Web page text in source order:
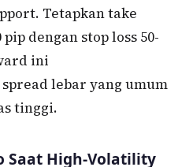
Tetapkan take
dengan stop loss 50-
ini
lebar yang umum
tinggi.
Saat High-Volatility